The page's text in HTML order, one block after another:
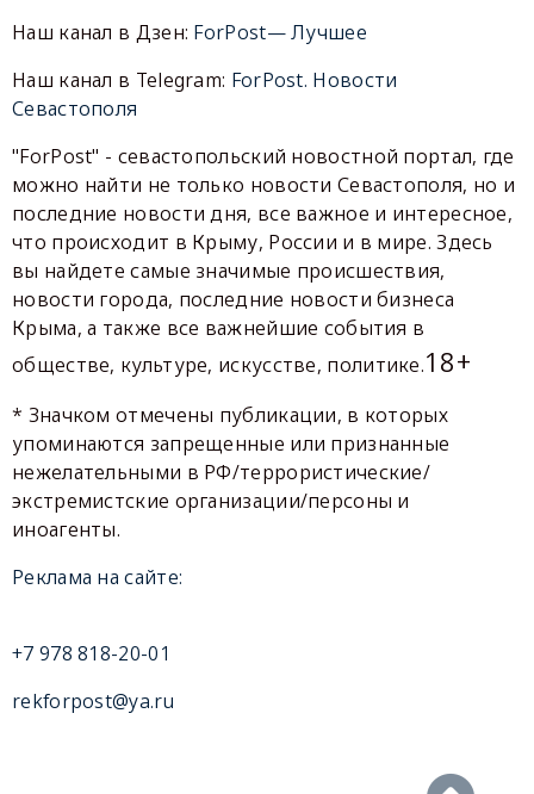
Наш канал в Дзен: ForPost— Лучшее
Наш канал в Telegram: ForPost. Новости
Севастополя
"ForPost" - севастопольский новостной портал, где
можно найти не только новости Севастополя, но и
последние новости дня, все важное и интересное,
что происходит в Крыму, России и в мире. Здесь
вы найдете самые значимые происшествия,
новости города, последние новости бизнеса
Крыма, а также все важнейшие события в
обществе, культуре, искусстве, политике.18+
* Значком отмечены публикации, в которых
упоминаются запрещенные или признанные
нежелательными в РФ/террористические/
экстремистские организации/персоны и
иноагенты.
Реклама на сайте:
+7 978 818-20-01
rekforpost@ya.ru